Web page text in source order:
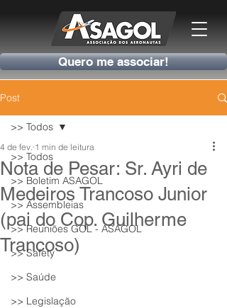
Quero me associar!
Post
>> Todos
>> Boletim ASAGOL
>> Assembleias
>> Reuniões GOL - ASAGOL
>> Safety
>> Saúde
>> Legislação
>> Todos
Nota de Pesar: Sr. Ayri de
Medeiros Trancoso Junior
(pai do Cop. Guilherme
Trancoso)
4 de fev. 1 min de leitura